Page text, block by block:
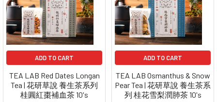
ADD TO CART
TEA LAB Red Dates Longan
Tea | 花研草說 養生茶系列
桂圓紅棗補血茶 10's
ADD TO CART
TEA LAB Osmanthus & Snow
Pear Tea | 花研草說 養生茶系
列 桂花雪梨潤肺茶 10's